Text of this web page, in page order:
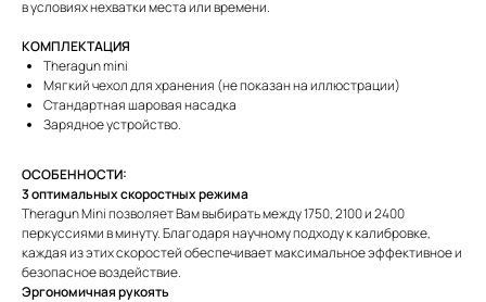
в условиях нехватки места или времени.
КОМПЛЕКТАЦИЯ
Theragun mini
Мягкий чехол для хранения (не показан на иллюстрации)
Стандартная шаровая насадка
Зарядное устройство.
ОСОБЕННОСТИ:
3 оптимальных скоростных режима
Theragun Mini позволяет Вам выбирать между 1750, 2100 и 2400
перкуссиями в минуту. Благодаря научному подходу к калибровке,
каждая из этих скоростей обеспечивает максимальное эффективное и
безопасное воздействие.
Эргономичная рукоять